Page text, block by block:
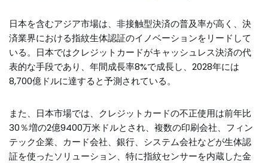
日本を含むアジア市場は、非接触型決済の普及率が高く、決
済業界における指紋生体認証のイノベーションをリードして
いる。日本ではクレジットカードがキャッシュレス決済の代
表的な手段であり、年間成長率8%で成長し、2028年には
8,700億ドルに達すると予測されている。
また、日本市場では、クレジットカードの不正使用は前年比
30％増の2億9400万米ドルとされ、複数の印刷会社、フィン
テック企業、カード会社、銀行、システム会社などが生体認
証を使ったソリューション、特に指紋センサーを内蔵した金